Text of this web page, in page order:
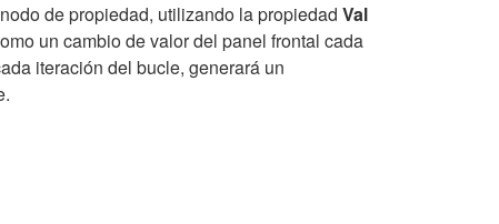
de propiedad, utilizando la propiedad Val
un cambio de valor del panel frontal cada
iteración del bucle, generará un